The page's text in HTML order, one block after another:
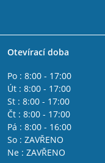
Otevírací doba
Po : 8:00 - 17:00
Út : 8:00 - 17:00
St : 8:00 - 17:00
Čt : 8:00 - 17:00
Pá : 8:00 - 16:00
So : ZAVŘENO
Ne : ZAVŘENO